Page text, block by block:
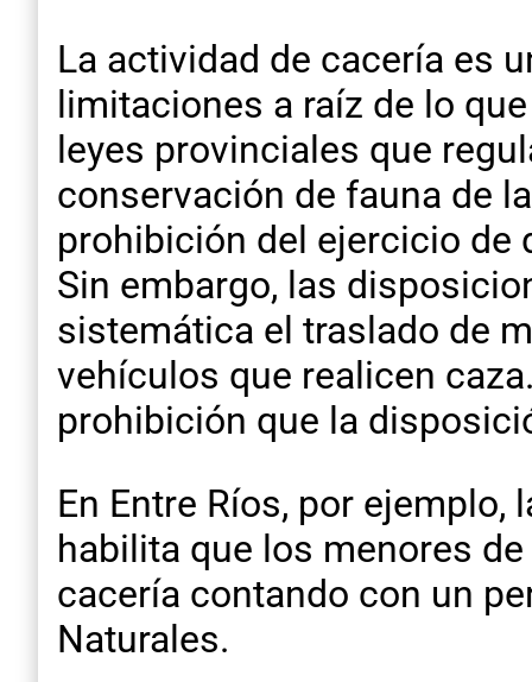
La actividad de cacería es
limitaciones a raíz de lo
leyes provinciales que
conservación de fauna de
prohibición del ejercicio de
Sin embargo, las
sistemática el traslado de
vehículos que realicen
prohibición que la
En Entre Ríos, por
habilita que los menores
cacería contando con un
Naturales.